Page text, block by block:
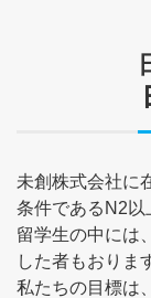
未創株式会社に
条件であるN2以
留学生の中には
した者もおりま
私たちの目標は